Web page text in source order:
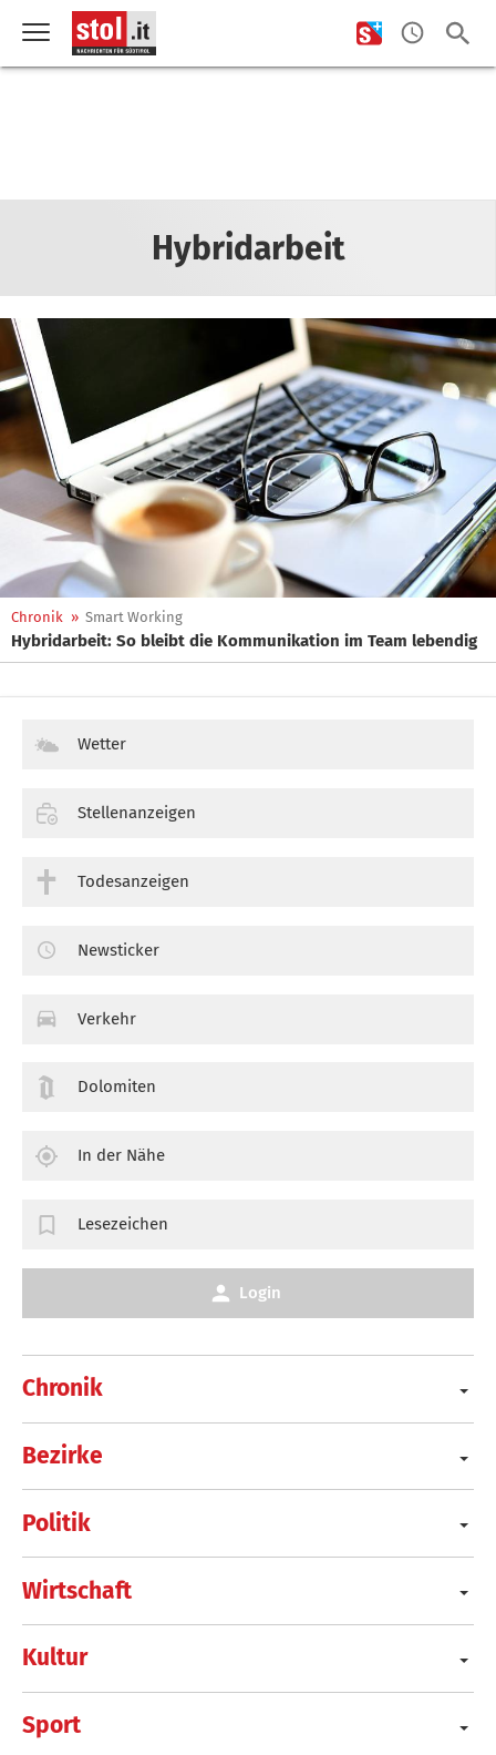
Hybridarbeit
Chronik » Smart Working
Hybridarbeit: So bleibt die Kommunikation im Team lebendig
Chronik
Bezirke
Politik
Wirtschaft
Kultur
Sport
Wetter
Stellenanzeigen
Todesanzeigen
Newsticker
Verkehr
Dolomiten
In der Nähe
Lesezeichen
Login